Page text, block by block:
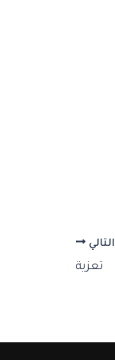
التالي
تعزية